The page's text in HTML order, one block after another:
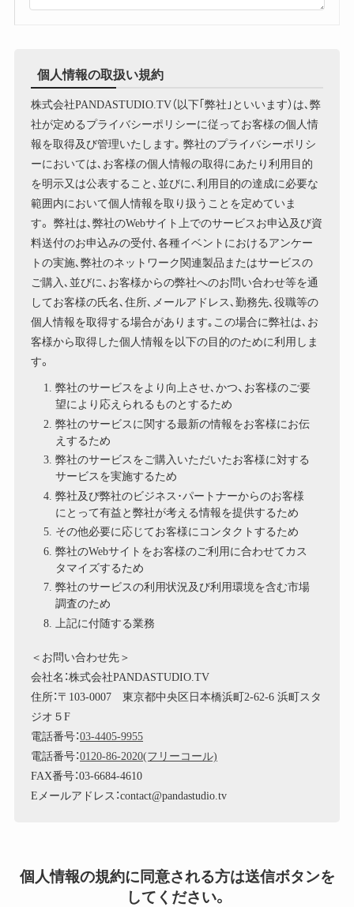
個人情報の取扱い規約
株式会社PANDASTUDIO.TV（以下｢弊社｣といいます）は､弊
社が定めるプライバシーポリシーに従ってお客様の個人情
報を取得及び管理いたします｡ 弊社のプライバシーポリシ
ーにおいては､お客様の個人情報の取得にあたり利用目的
を明示又は公表すること､並びに､利用目的の達成に必要な
範囲内において個人情報を取り扱うことを定めていま
す。 弊社は､弊社のWebサイト上でのサービスお申込及び資
料送付のお申込みの受付､各種イベントにおけるアンケー
トの実施､弊社のネットワーク関連製品またはサービスの
ご購入､並びに､お客様からの弊社へのお問い合わせ等を通
してお客様の氏名､住所､メールアドレス､勤務先､役職等の
個人情報を取得する場合があります｡この場合に弊社は､お
客様から取得した個人情報を以下の目的のために利用しま
す。
弊社のサービスをより向上させ､かつ、お客様のご要
望により応えられるものとするため
弊社のサービスに関する最新の情報をお客様にお伝
えするため
弊社のサービスをご購入いただいたお客様に対する
サービスを実施するため
弊社及び弊社のビジネス･パートナーからのお客様
にとって有益と弊社が考える情報を提供するため
その他必要に応じてお客様にコンタクトするため
弊社のWebサイトをお客様のご利用に合わせてカス
タマイズするため
弊社のサービスの利用状況及び利用環境を含む市場
調査のため
上記に付随する業務
＜お問い合わせ先＞
会社名：株式会社PANDASTUDIO.TV
住所：〒103-0007 東京都中央区日本橋浜町2-62-6 浜町スタ
ジオ５F
電話番号：03-4405-9955
電話番号：0120-86-2020(フリーコール)
FAX番号：03-6684-4610
Eメールアドレス：contact@pandastudio.tv
個人情報の規約に同意される方は送信ボタンを
してください。